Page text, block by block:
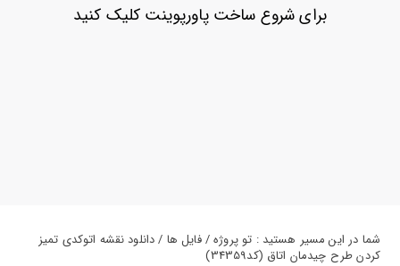
بازیابی
برای شروع ساخت پاورپوینت کلیک کنید
شما در این مسیر هستید : تو پروژه / فایل ها / دانلود نقشه اتوکدی تمیز
کردن طرح چیدمان اتاق (کد34359)